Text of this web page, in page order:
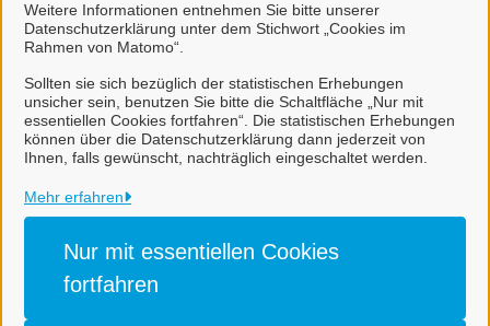
Weitere Informationen entnehmen Sie bitte unserer
Datenschutzerklärung unter dem Stichwort „Cookies im
Rahmen von Matomo“.
Sollten sie sich bezüglich der statistischen Erhebungen
unsicher sein, benutzen Sie bitte die Schaltfläche „Nur mit
essentiellen Cookies fortfahren“. Die statistischen Erhebungen
können über die Datenschutzerklärung dann jederzeit von
Ihnen, falls gewünscht, nachträglich eingeschaltet werden.
Mehr erfahren
Nur mit essentiellen Cookies
fortfahren
Dienstleistungen
Gemeinde Rhauderfehn
Alle Rechte vorbehalten
Impressum